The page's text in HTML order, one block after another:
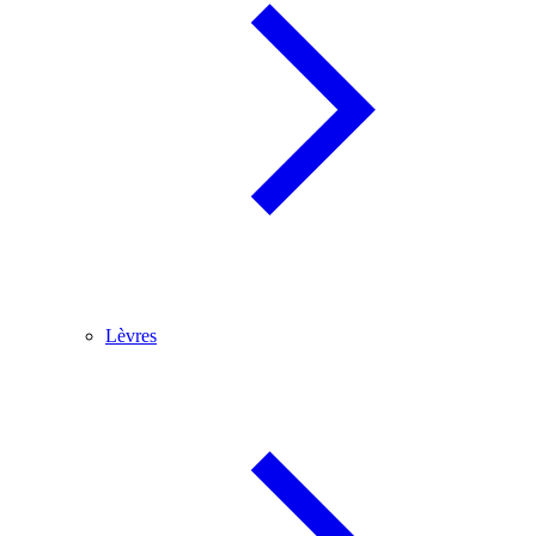
Lèvres